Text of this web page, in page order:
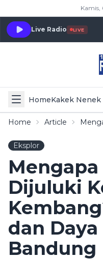
Kamis,
Live Radio LIVE
HomeKakek
Home Article
Eksplor
Dijuluki
dan
Bandung